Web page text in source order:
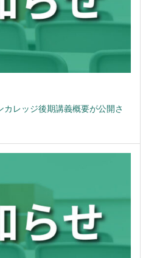
レッジ後期講義概要が公開さ